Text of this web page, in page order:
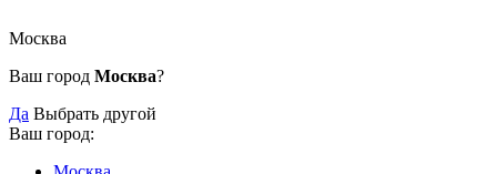
Москва
Ваш город Москва?
Да Выбрать другой
Ваш город: